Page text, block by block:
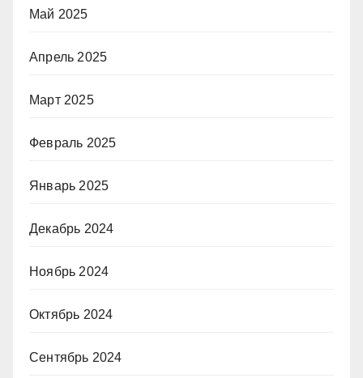
Май 2025
Апрель 2025
Март 2025
Февраль 2025
Январь 2025
Декабрь 2024
Ноябрь 2024
Октябрь 2024
Сентябрь 2024